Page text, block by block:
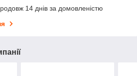
14 днів за домовленістю